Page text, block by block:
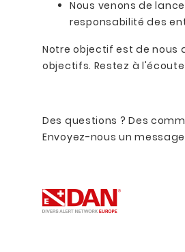
Nous venons de
responsabilité des
Notre objectif est de nous
objectifs. Restez à
Des questions ? Des
Envoyez-nous un